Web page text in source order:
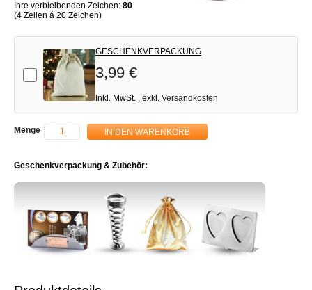
Ihre verbleibenden Zeichen: 80
(4 Zeilen á 20 Zeichen)
Add-on
GESCHENKVERPACKUNG
3,99 €
Inkl. MwSt. , exkl. Versandkosten
Menge IN DEN WARENKORB
Geschenkverpackung & Zubehör: